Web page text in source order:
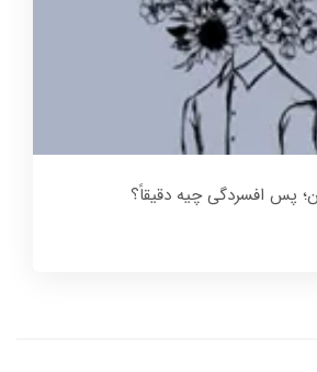
پس افسردگی چیه دقیقاً؟